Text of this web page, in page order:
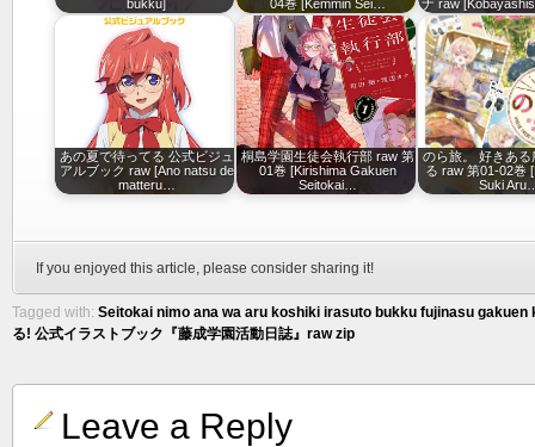
bukku]
04巻 [Kemmin Sei…
ナ raw
あの夏で待ってる 公式ビジュ
アルブック raw [Ano natsu de
matteru…
桐島学園生徒会執行部 raw 第
01巻 [Kirishima Gakuen
Seitokai…
のら旅。 好きある
る raw 第01-02巻
Suki
If you enjoyed this article, please consider sharing it!
Tagged with: Seitokai nimo ana wa aru koshiki irasuto bukku fujinasu gakuen
る! 公式イラストブック『藤成学園活動日誌』raw zip
Leave a Reply